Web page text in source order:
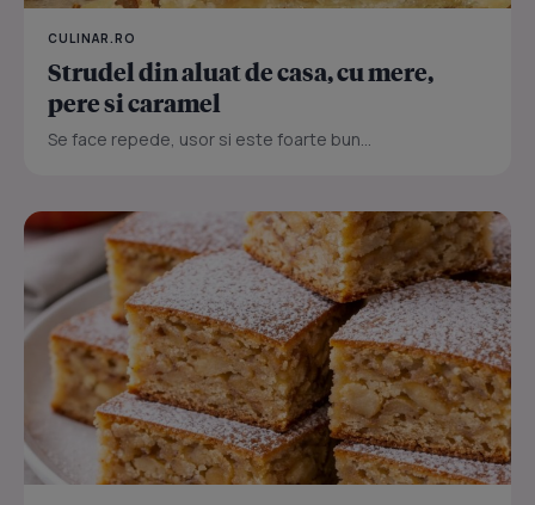
CULINAR.RO
Strudel din aluat de casa, cu mere,
pere si caramel
Se face repede, usor si este foarte bun...